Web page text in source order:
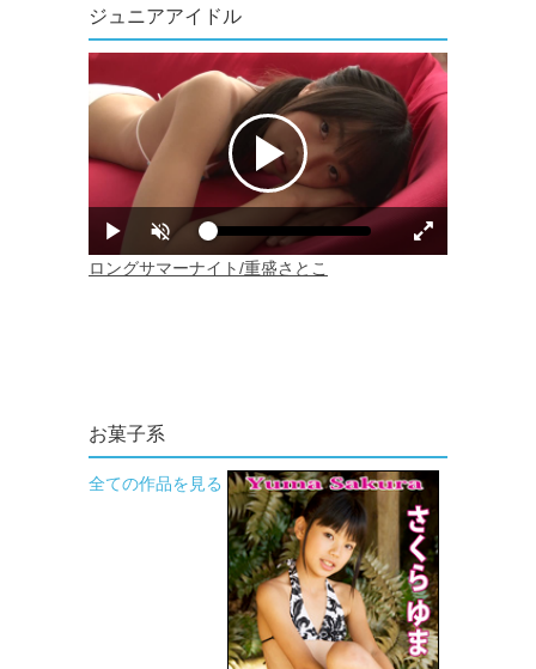
ジュニアアイドル
お菓子系
全ての作品を見る